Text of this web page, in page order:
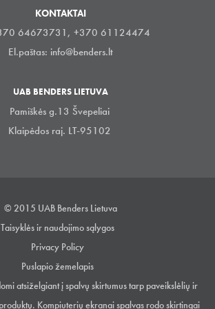
KONTAKTAI
64673731, +370 61124474
El.paštas: info@benders.lt
UAB BENDERS LIETUVA
Pamiškės g.13 Švepeliai
Klaipėdos raj. LT-95102
© 2015 UAB Benders Lietuva
Taisyklės ir naudojimo sąlygos
Privacy Policy
Puslapio žemelapis
atsiželgiant į spalvų skirtumus tarp paveikslėlių ir
Kompiuterių ekranai spalvas rodo skirtingai